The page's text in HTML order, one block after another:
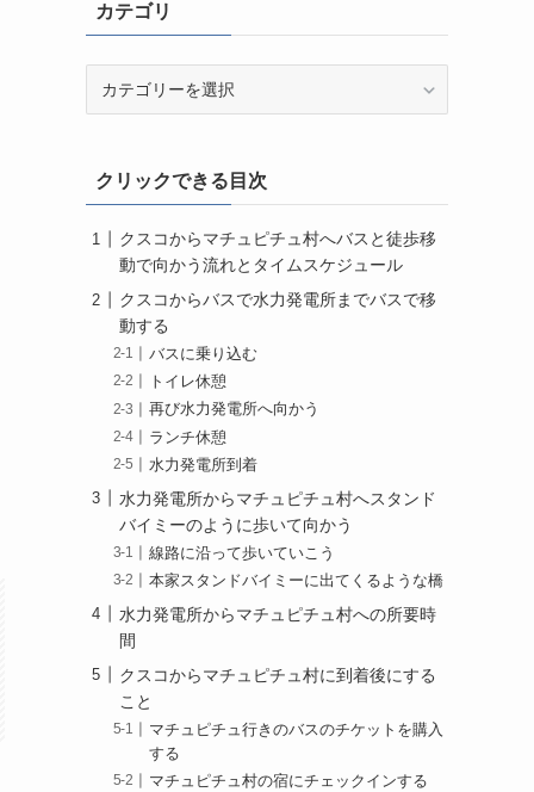
カテゴリ
クリックできる目次
クスコからマチュピチュ村へバスと徒歩移
動で向かう流れとタイムスケジュール
クスコからバスで水力発電所までバスで移
動する
バスに乗り込む
トイレ休憩
再び水力発電所へ向かう
ランチ休憩
水力発電所到着
水力発電所からマチュピチュ村へスタンド
バイミーのように歩いて向かう
線路に沿って歩いていこう
本家スタンドバイミーに出てくるような橋
水力発電所からマチュピチュ村への所要時
間
クスコからマチュピチュ村に到着後にする
こと
マチュピチュ行きのバスのチケットを購入
する
マチュピチュ村の宿にチェックインする